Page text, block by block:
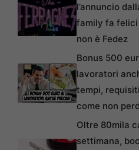
l’annuncio
family fa felici
non è Fedez
Bonus 500
lavoratori
tempi,
come non
Oltre 80mila
settimana,